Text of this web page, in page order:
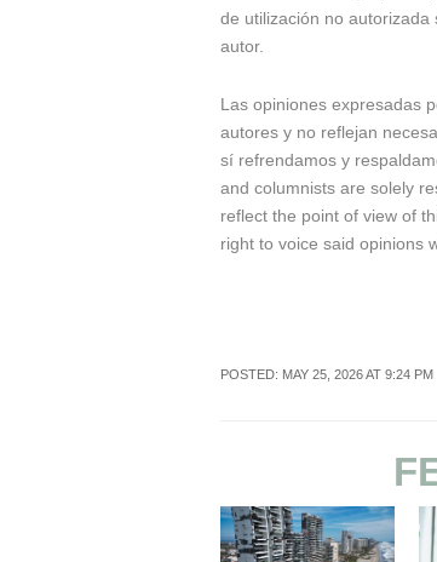
de utilización no
autor.
Las opiniones expresadas
autores y no reflejan
sí refrendamos y
and columnists are solely
reflect the point of view of
right to voice said opinions
POSTED: MAY 25, 2026 AT 9:24 PM